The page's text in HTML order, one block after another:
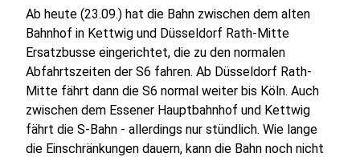
Ab heute (23.09.) hat die Bahn zwischen dem alten
Bahnhof in Kettwig und Düsseldorf Rath-Mitte
Ersatzbusse eingerichtet, die zu den normalen
Abfahrtszeiten der S6 fahren. Ab Düsseldorf Rath-
Mitte fährt dann die S6 normal weiter bis Köln. Auch
zwischen dem Essener Hauptbahnhof und Kettwig
fährt die S-Bahn - allerdings nur stündlich. Wie lange
die Einschränkungen dauern, kann die Bahn noch nicht